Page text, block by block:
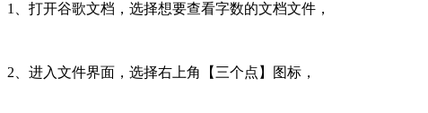
1、打开谷歌文档，选择想要查看字数的文档文件，
2、进入文件界面，选择右上角【三个点】图标，